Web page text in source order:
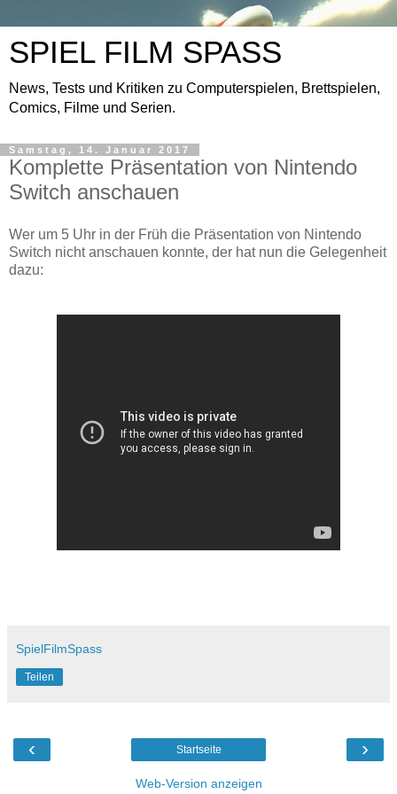
SPIEL FILM SPASS
News, Tests und Kritiken zu Computerspielen, Brettspielen,
Comics, Filme und Serien.
Samstag, 14. Januar 2017
Komplette Präsentation von Nintendo
Switch anschauen
Wer um 5 Uhr in der Früh die Präsentation von Nintendo
Switch nicht anschauen konnte, der hat nun die Gelegenheit
dazu:
SpielFilmSpass
Teilen
‹ ›
Startseite
Web-Version anzeigen